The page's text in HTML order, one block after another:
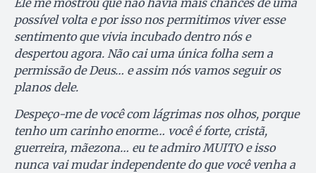
possível volta e por isso nos permitimos viver esse
sentimento que vivia incubado dentro nós e
despertou agora. Não cai uma única folha sem a
permissão de Deus… e assim nós vamos seguir os
planos dele.
Despeço-me de você com lágrimas nos olhos, porque
tenho um carinho enorme… você é forte, cristã,
guerreira, mãezona… eu te admiro MUITO e isso
nunca vai mudar independente do que você venha a